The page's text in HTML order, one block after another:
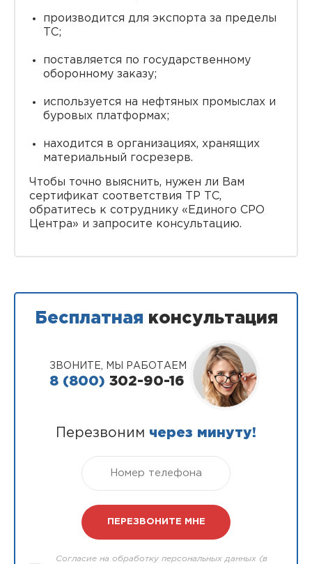
производится для экспорта за пределы
ТС;
поставляется по государственному
оборонному заказу;
используется на нефтяных промыслах и
буровых платформах;
находится в организациях, хранящих
материальный госрезерв.
Чтобы точно выяснить, нужен ли Вам
сертификат соответствия ТР ТС,
обратитесь к сотруднику «Единого СРО
Центра» и запросите консультацию.
Бесплатная консультация
ЗВОНИТЕ, МЫ РАБОТАЕМ
8 (800) 302-90-16
Перезвоним через минуту!
Согласие на обработку персональных данных (в